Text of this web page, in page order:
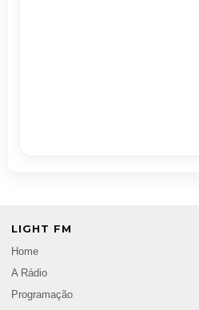
LIGHT FM
Home
A Rádio
Programação